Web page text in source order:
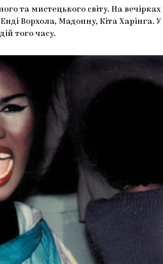
та мистецького світу. На вечірках
Ворхола, Мадонну, Кіта Харінга. У
того часу.